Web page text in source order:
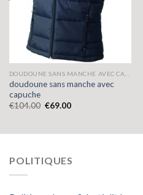
doudoune sans manche avec
capuche
€104.00 €69.00
POLITIQUES